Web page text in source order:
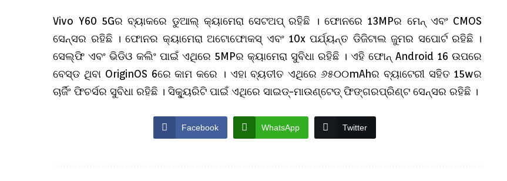
Vivo Y60 5Gର ବ୍ୟାକରେ ଡୁଆଲ୍ କ୍ୟାମେରା ସେଟଅପ୍ ରହିଛି । ଫୋନରେ 13MPର ମେନ୍ ଏବଂ CMOS
ସେନ୍ସର ରହିଛି । ଫୋନର କ୍ୟାମେରା ଅଟୋଫୋକସ୍ ଏବଂ 10x ପର୍ଯ୍ୟନ୍ତ ଡିଜିଟାଲ ଜୁମର ସପୋର୍ଟ ରହିଛି ।
ସେଲ୍ଫି ଏବଂ ଭିଡିଓ କଲିଂ ପାଇଁ ଏଥିରେ 5MPର କ୍ୟାମେରା ସୁବିଧା ରହିଛି । ଏହି ଫୋନ୍ Android 16 ଉପରେ
ବେସ୍ଡ ଥିବା OriginOS 6ରେ କାମ କରେ । ଏହା ବ୍ୟତୀତ ଏଥିରେ ୬୫୦୦mAhର ବ୍ୟାଟେରୀ ସହିତ 15wର
ଚାର୍ଜିଂ ଫିଚର୍ସର ସୁବିଧା ରହିଛି । ସିକ୍ୟୁରିଟି ପାଇଁ ଏଥିରେ ସାଇଡ୍-ମାଉଣ୍ଟେଡ୍ ଫିଙ୍ଗରପ୍ରିଣ୍ଟ ସେନ୍ସର ରହିଛି ।
Facebook WhatsApp Twitter